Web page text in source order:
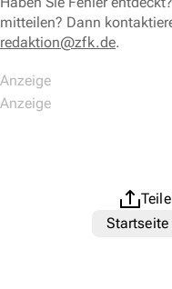
mitteilen? Dann
redaktion@zfk.de.
Startseite